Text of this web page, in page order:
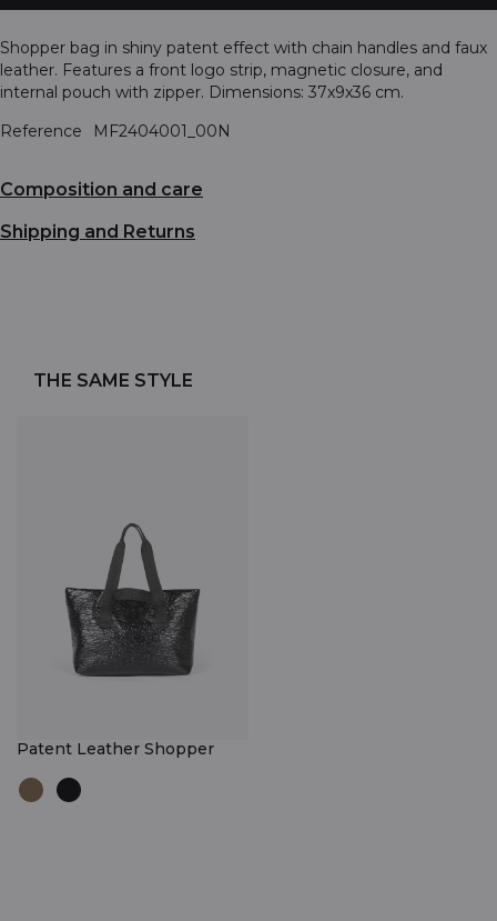
Shopper bag in shiny patent effect with chain handles and faux
leather. Features a front logo strip, magnetic closure, and
internal pouch with zipper. Dimensions: 37x9x36 cm.
Reference
MF2404001_00N
Composition and care
Shipping and Returns
THE SAME STYLE
Patent Leather Shopper